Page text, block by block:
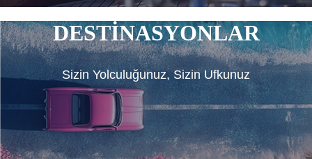
DESTİNASYONLAR
Sizin Yolculuğunuz, Sizin Ufkunuz